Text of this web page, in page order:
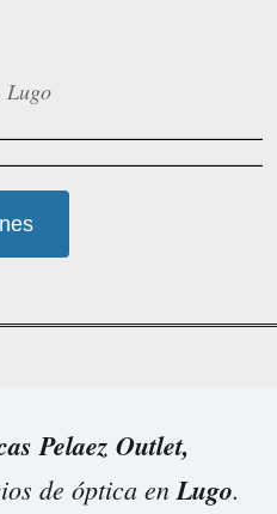
Lugo
Pelaez Outlet,
de óptica enLugo.